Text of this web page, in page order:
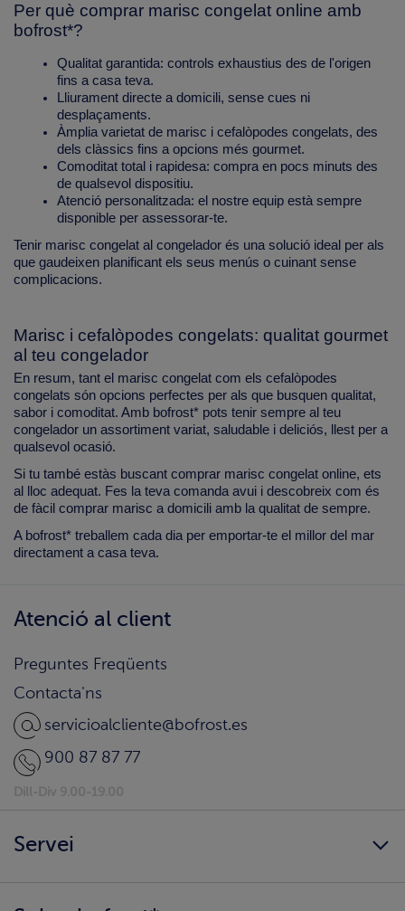
Per què comprar marisc congelat online amb
bofrost*?
Qualitat garantida: controls exhaustius des de l'origen
fins a casa teva.
Lliurament directe a domicili, sense cues ni
desplaçaments.
Àmplia varietat de marisc i cefalòpodes congelats, des
dels clàssics fins a opcions més gourmet.
Comoditat total i rapidesa: compra en pocs minuts des
de qualsevol dispositiu.
Atenció personalitzada: el nostre equip està sempre
disponible per assessorar-te.
Tenir marisc congelat al congelador és una solució ideal per als
que gaudeixen planificant els seus menús o cuinant sense
complicacions.
Marisc i cefalòpodes congelats: qualitat gourmet
al teu congelador
En resum, tant el marisc congelat com els cefalòpodes
congelats són opcions perfectes per als que busquen qualitat,
sabor i comoditat. Amb bofrost* pots tenir sempre al teu
congelador un assortiment variat, saludable i deliciós, llest per a
qualsevol ocasió.
Si tu també estàs buscant comprar marisc congelat online, ets
al lloc adequat. Fes la teva comanda avui i descobreix com és
de fàcil comprar marisc a domicili amb la qualitat de sempre.
A bofrost* treballem cada dia per emportar-te el millor del mar
directament a casa teva.
Atenció al client
Preguntes Freqüents
Contacta'ns
servicioalcliente@bofrost.es
900 87 87 77
Servei